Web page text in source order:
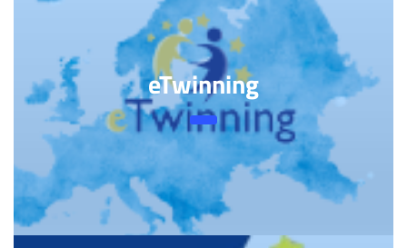
eTwinning